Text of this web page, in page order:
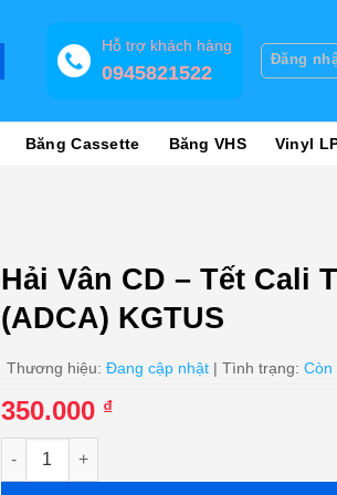
Hỗ trợ khách hàng
0945821522
Đăng
Băng Cassette Băng VHS Vinyl
Hải Vân CD – Tết Cali
(ADCA) KGTUS
Thương hiệu: Đang cập nhật | Tình trạng: Còn
350.000 ₫
Hải Vân CD - Tết Cali Tết Sài Gòn (ADCA)